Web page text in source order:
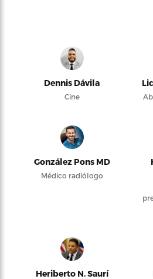
Dennis Dávila
Cine
González Pons MD
Médico radiólogo
Heriberto N. Saurí